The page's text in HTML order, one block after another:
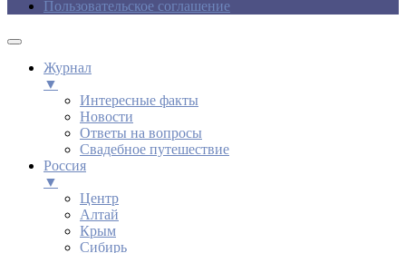
Пользовательское соглашение
Журнал
▼
Интересные факты
Новости
Ответы на вопросы
Свадебное путешествие
Россия
▼
Центр
Алтай
Крым
Сибирь